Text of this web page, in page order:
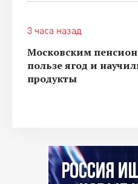
3 часа назад
Московским
пользе ягод и
продукты